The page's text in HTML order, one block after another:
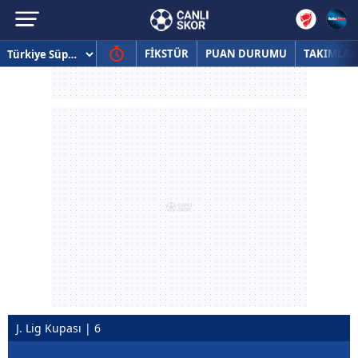
FİKSTÜR PUAN DURUMU TAKIMLAR
J. Lig Kupası | 6